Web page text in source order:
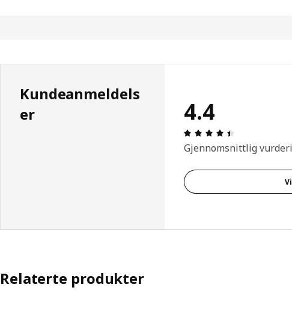
Kundeanmeldels
er
4.4
Gjennomsnittlig
Relaterte produkter